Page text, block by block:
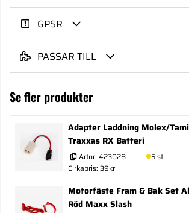
GPSR
PASSAR TILL
Se fler produkter
Adapter Laddning Molex/
Traxxas RX Batteri
Artnr: 423028
5 st
Cirkapris: 39kr
Motorfäste Fram & Bak Set
Röd Maxx Slash